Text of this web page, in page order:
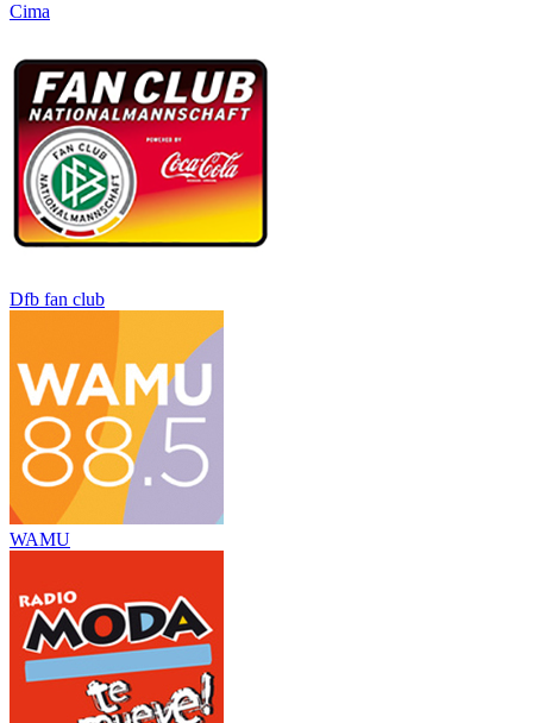
Cima
Dfb fan club
WAMU